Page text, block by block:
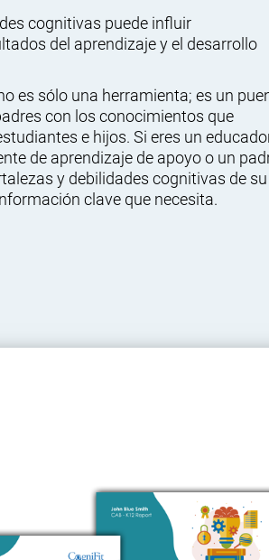
cognitivas puede influir
del aprendizaje y el desarrollo
es sólo una herramienta; es un
con los conocimientos que
e hijos. Si eres un
de aprendizaje de apoyo o un
y debilidades cognitivas de
clave que necesita.